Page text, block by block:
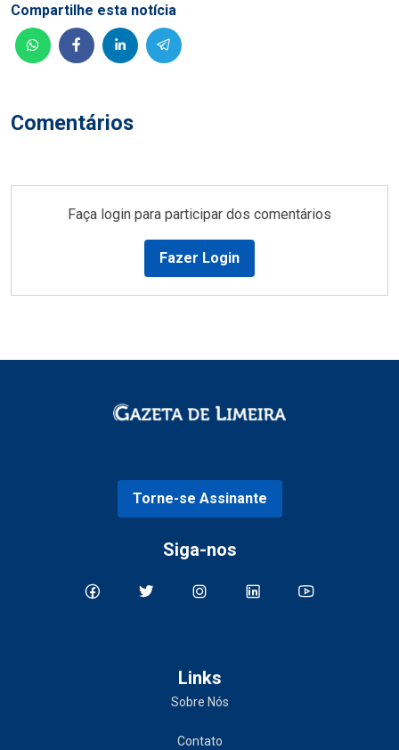
Comentários
Compartilhe esta notícia
Faça login para participar dos comentários
Fazer Login
Torne-se Assinante
Siga-nos
Links
Sobre Nós
Contato